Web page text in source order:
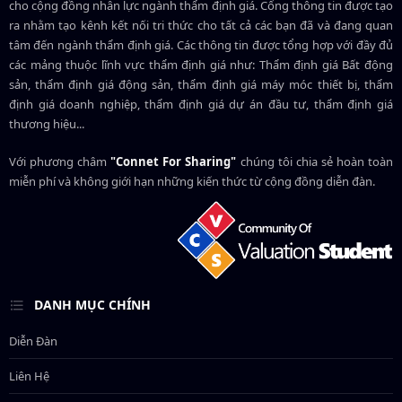
cho cộng đồng nhân lực ngànhthẩm định giá. Cổng thông tin được tạo
ra nhằm tạo kênh kết nối tri thức cho tất cả các bạn đã và đang quan
tâm đến ngành thẩm định giá. Các thông tin được tổng hợp với đầy đủ
các mảng thuộc lĩnh vực thẩm định giá như: Thẩm định giá Bất động
sản, thẩm định giá động sản, thẩm định giá máy móc thiết bị, thẩm
định giá doanh nghiệp, thẩm định giá dự án đầu tư, thẩm định giá
thương hiệu...
Với phương châm"Connet For Sharing" chúng tôi chia sẻ hoàn toàn
miễn phí và không giới hạn những kiến thức từ cộng đồng diễn đàn.
DANH MỤC CHÍNH
Diễn Đàn
Liên Hệ